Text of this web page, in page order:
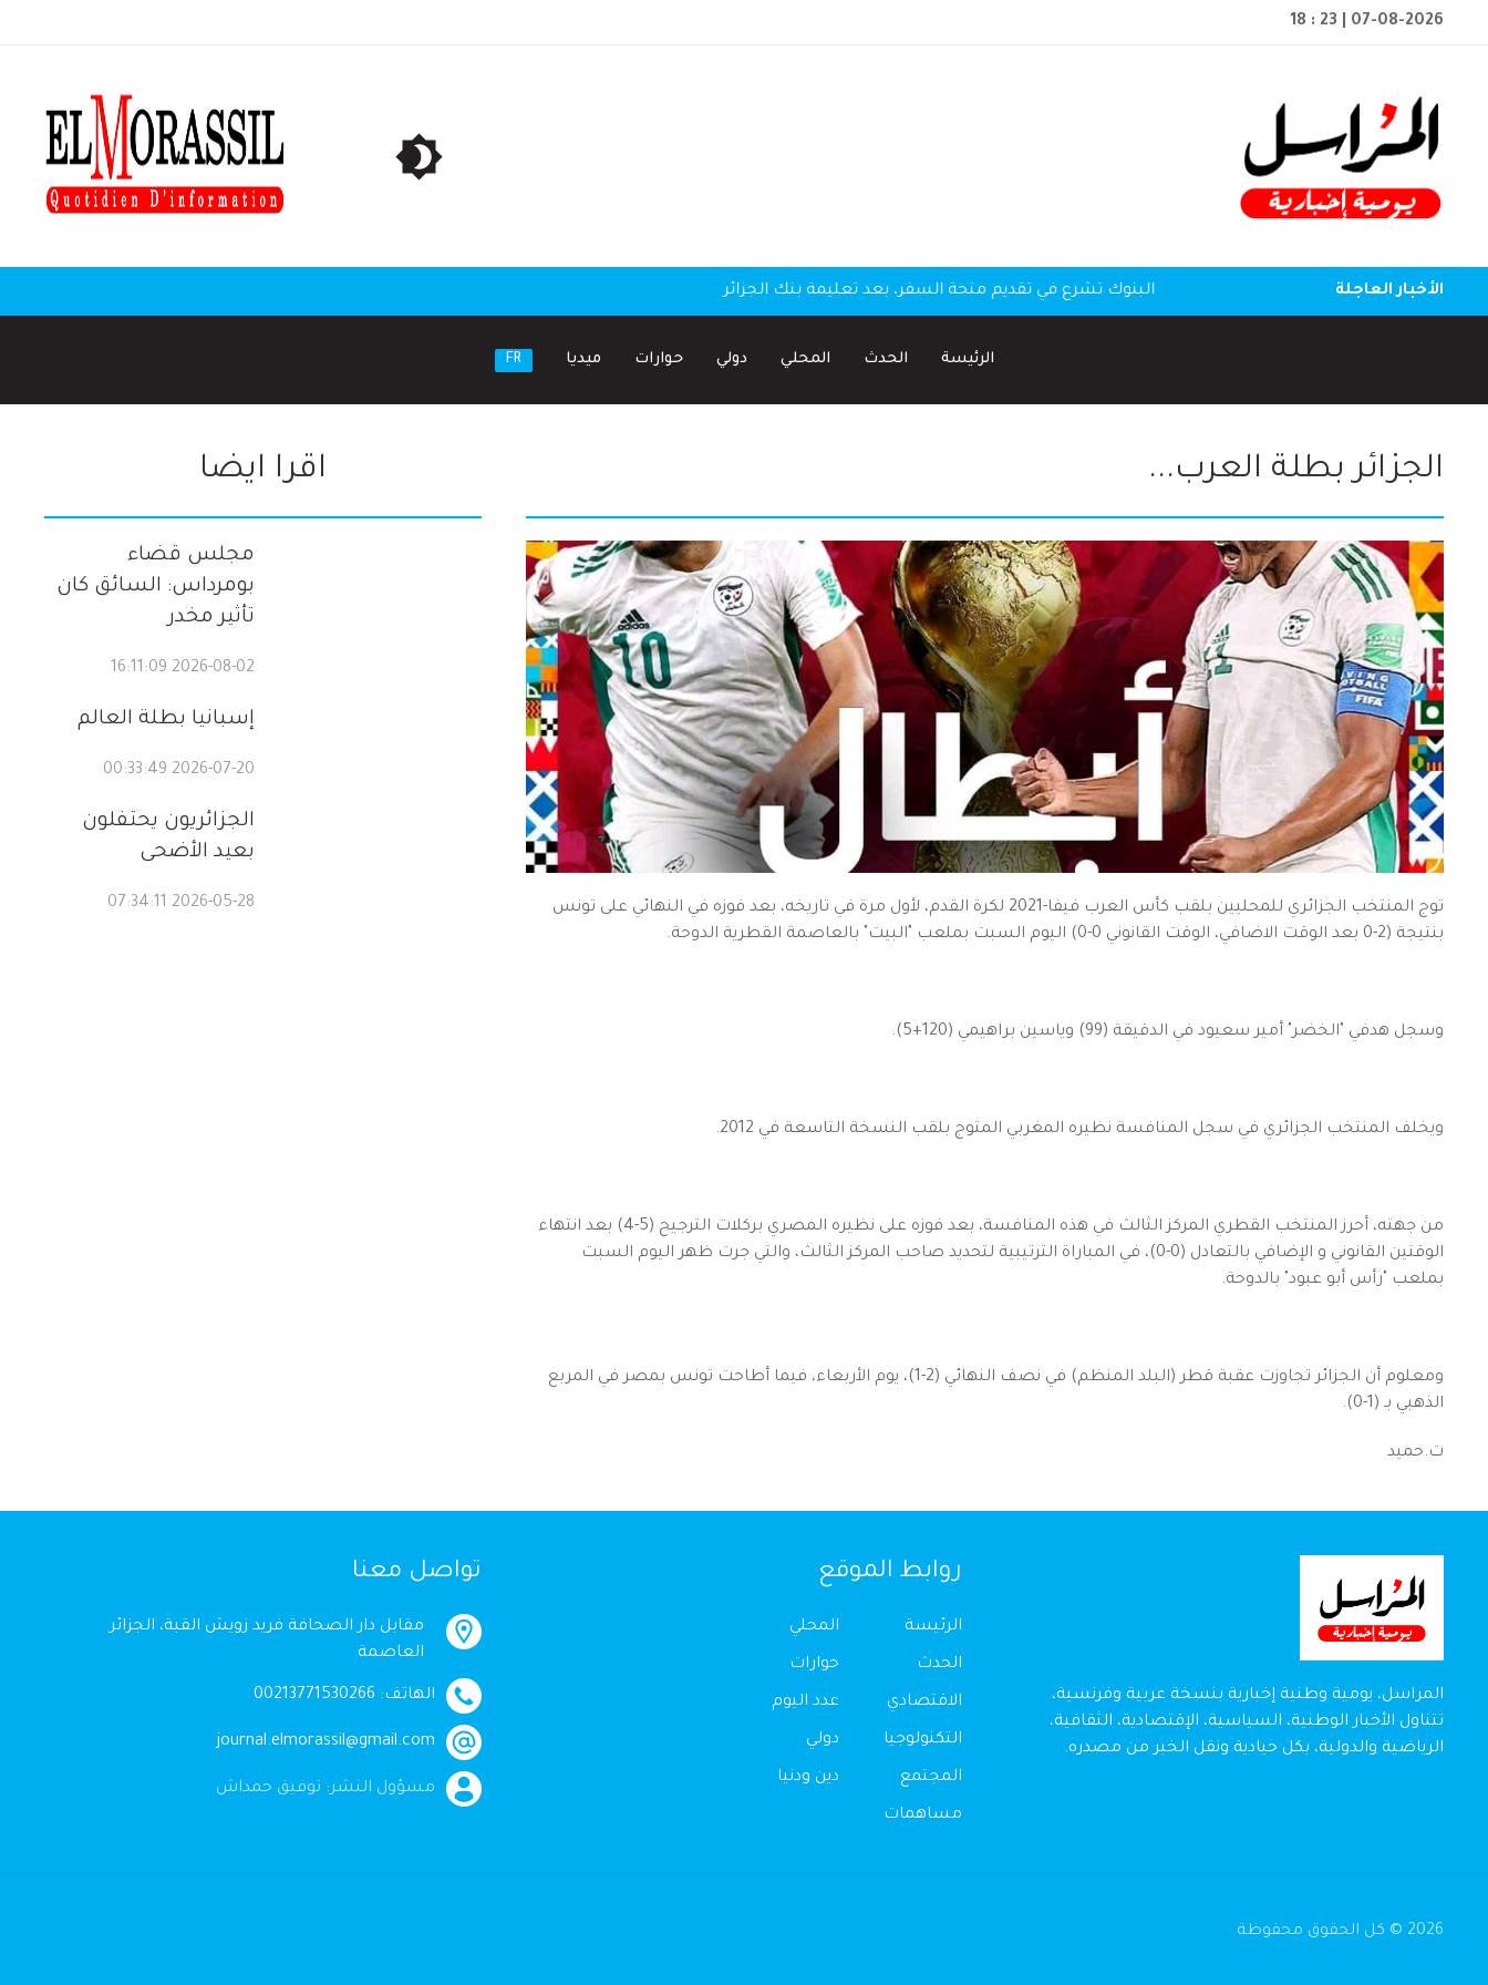
18 : 23 | 07-08-2026
الأخبار العاجلة البنوك تشرع في تقديم منحة السفر، بعد تعليمة بنك الجزائر
الرئيسة الحدث المحلي دولي حوارات ميديا FR
الجزائر بطلة العرب...
توج المنتخب الجزائري للمحليين بلقب كأس العرب فيفا-2021 لكرة القدم، لأول مرة في تاريخه، بعد فوزه في النهائي على تونس
بنتيجة (2-0 بعد الوقت الاضافي، الوقت القانوني 0-0) اليوم السبت بملعب "البيت" بالعاصمة القطرية الدوحة.
وسجل هدفي "الخضر" أمير سعيود في الدقيقة (99) وياسين براهيمي (120+5).
ويخلف المنتخب الجزائري في سجل المنافسة نظيره المغربي المتوج بلقب النسخة التاسعة في 2012.
من جهته، أحرز المنتخب القطري المركز الثالث في هذه المنافسة، بعد فوزه على نظيره المصري بركلات الترجيح (5-4) بعد انتهاء
الوقتين القانوني و الإضافي بالتعادل (0-0)، في المباراة الترتيبية لتحديد صاحب المركز الثالث، والتي جرت ظهر اليوم السبت
بملعب "رأس أبو عبود" بالدوحة.
ومعلوم أن الجزائر تجاوزت عقبة قطر (البلد المنظم) في نصف النهائي (2-1)، يوم الأربعاء، فيما أطاحت تونس بمصر في المربع
الذهبي بـ (1-0).
ت.حميد
اقرا ايضا
مجلس قضاء
بومرداس: السائق كان
تأثير مخدر
2026-08-02 16:11:09
إسبانيا بطلة العالم
2026-07-20 00:33:49
الجزائريون يحتفلون
بعيد الأضحى
2026-05-28 07:34:11
المراسل، يومية وطنية إخبارية بنسخة عربية وفرنسية،
تتناول الأخبار الوطنية، السياسية، الإقتصادية، الثقافية،
الرياضية والدولية، بكل حيادية ونقل الخبر من مصدره.
روابط الموقع
الرئيسة
الحدث
الاقتصادي
التكنولوجيا
المجتمع
مساهمات
المحلي
حوارات
عدد اليوم
دولي
دين ودنيا
تواصل معنا
مقابل دار الصحافة فريد زويش القبة، الجزائر
العاصمة
الهاتف: 00213771530266
journal.elmorassil@gmail.com
مسؤول النشر: توفيق حمداش
2026 © كل الحقوق محفوظة